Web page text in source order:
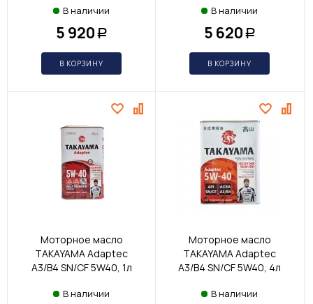
В наличии
5 920 Р
В КОРЗИНУ
В наличии
5 620 Р
В КОРЗИНУ
Моторное масло
TAKAYAMA Adaptec
A3/B4 SN/CF 5W40, 1л
В наличии
Моторное масло
TAKAYAMA Adaptec
A3/B4 SN/CF 5W40, 4л
В наличии